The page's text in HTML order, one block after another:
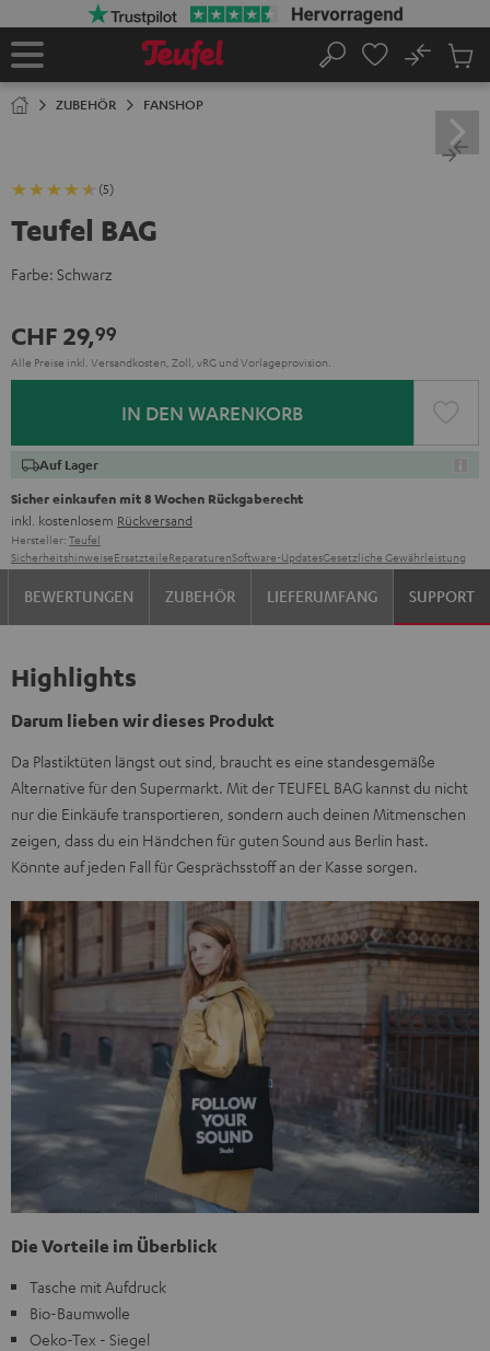
Startseite
Suche
No
ZUBEHÖR FANSHOP
(5)
Teufel BAG
Farbe: Schwarz
CHF 29,99
Alle Preise inkl. Versandkosten, Zoll, vRG und Vorlageprovision.
IN DEN WARENKORB
Auf Lager
Sicher einkaufen mit 8 Wochen Rückgaberecht
inkl. kostenlosem Rückversand
Hersteller: Teufel
SicherheitshinweiseErsatzteileReparaturenSoftware-UpdatesGesetzliche Gewährleistung
BEWERTUNGEN ZUBEHÖR LIEFERUMFANG SUPPORT
Highlights
Darum lieben wir dieses Produkt
Da Plastiktüten längst out sind, braucht es eine standesgemäße
Alternative für den Supermarkt. Mit der TEUFEL BAG kannst du nicht
nur die Einkäufe transportieren, sondern auch deinen Mitmenschen
zeigen, dass du ein Händchen für guten Sound aus Berlin hast.
Könnte auf jeden Fall für Gesprächsstoff an der Kasse sorgen.
Die Vorteile im Überblick
Tasche mit Aufdruck
Bio-Baumwolle
Oeko-Tex - Siegel